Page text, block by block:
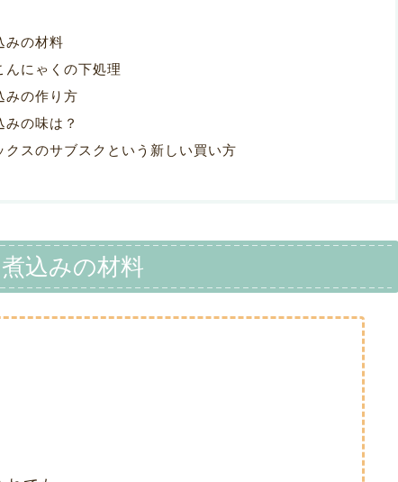
みの材料
んにゃくの下処理
みの作り方
みの味は？
スのサブスクという新しい買い方
込みの材料